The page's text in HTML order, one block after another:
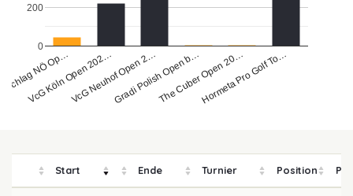
NÖ Op…
VcG Köln Open 202…VcG Neuhof Open 2…Gradi Polish Open b…The Cuber Open 20…
Hormeta Pro Golf To…
0
200
Start Ende Turnier Position